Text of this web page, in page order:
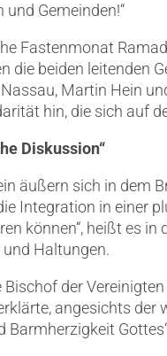
und Gemeinden!“
Fastenmonat
die beiden leitenden
Martin Hein
hin, die sich auf
Diskussion“
äußern sich in dem
Integration in einer
können“, heißt es
Haltungen.
Bischof der
angesichts der
Barmherzigkeit